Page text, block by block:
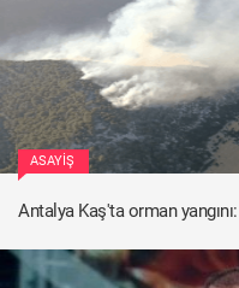
ASAYIŞ
Antalya Kaş'ta orman